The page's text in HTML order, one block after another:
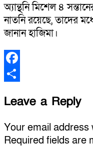
অ্যান্থনি মিশেল ৪
নাতনি রয়েছে, তাদের
জানান হাজিমা।
Facebook
Leave a Reply
Your email address
Required fields are